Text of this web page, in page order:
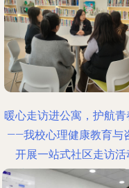
暖心走访进公寓，护航青
——我校心理健康教育与
开展一站式社区走访
更新时间：2026-08-06